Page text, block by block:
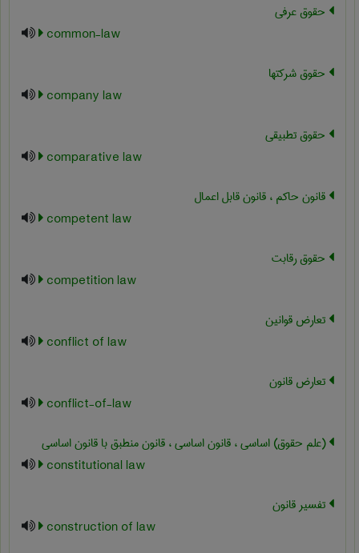
حقوق عرفی
common-law
حقوق شرکتها
company law
حقوق تطبیقی
comparative law
قانون حاکم ، قانون قابل اعمال
competent law
حقوق رقابت
competition law
تعارض قوانین
conflict of law
تعارض قانون
conflict-of-law
(علم حقوق) اساسی ، قانون اساسی ، قانون منطبق با قانون اساسی
constitutional law
تفسیر قانون
construction of law